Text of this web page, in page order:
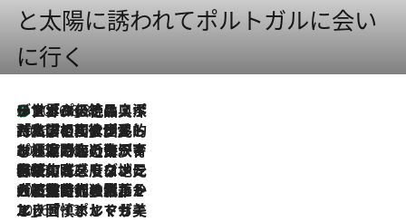
と太陽に誘われてポルトガルに会い
に行く
2026.8.8
リスボンの絶品スイーツ「パステル・デ・ナタ」とは？ポルトガル伝統の奥深い世界へ
2026.7.27
「私の祖国はポルトガル語です」国民的詩人フェルナンド・ペソアと、彼が愛した文学の街を歩く
2026.7.26
ポルトガル近海が育む極上の海の幸。キリリと冷えた白ワインと愉しむ、シーフード専門店の贅沢
2026.7.22
伝統の味をモダンに昇華。高感度な地元客が集う、リスボンの最旬ガストロノミー
2026.7.21
大航海時代の栄華から、震災、独裁、そして革命へ。ポルトガル・首都リスボンの石畳に刻まれた「歴史の光と影」
2026.7.13
エッセイ・ヤマザキマリ「慎ましくも美しき国 ポルトガル」